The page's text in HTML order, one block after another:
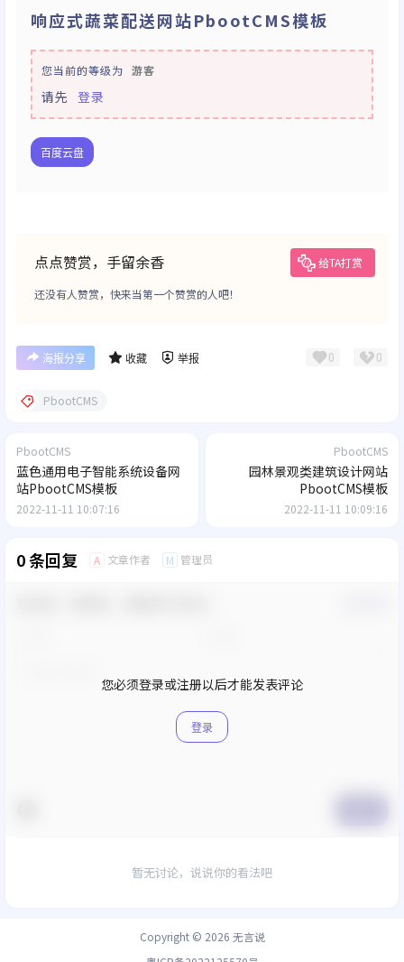
响应式蔬菜配送网站PbootCMS模板
您当前的等级为 游客
请先 登录
百度云盘
点点赞赏，手留余香 给TA打赏
还没有人赞赏，快来当第一个赞赏的人吧！
海报分享 收藏 举报 0 0
PbootCMS
PbootCMS
蓝色通用电子智能系统设备网
站PbootCMS模板
2022-11-11 10:07:16
PbootCMS
园林景观类建筑设计网站
PbootCMS模板
2022-11-11 10:09:16
0 条回复 A 文章作者 M 管理员
您必须登录或注册以后才能发表评论
登录
暂无讨论，说说你的看法吧
Copyright © 2026 无言说